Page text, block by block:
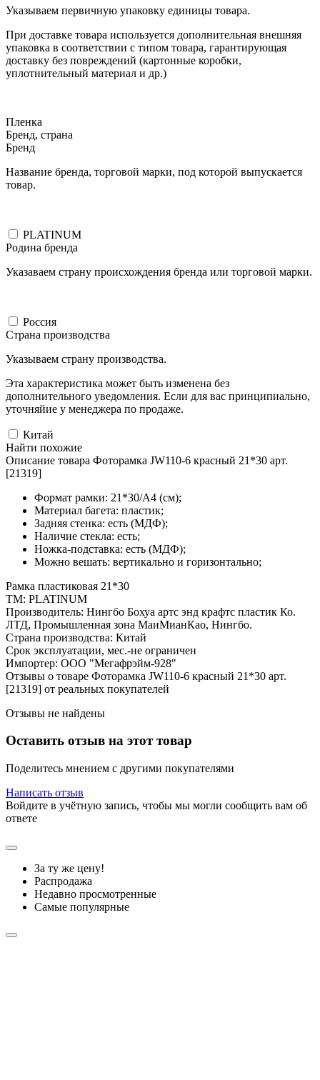
Указываем первичную упаковку единицы товара.
При доставке товара используется дополнительная внешняя
упаковка в соответствии с типом товара, гарантирующая
доставку без повреждений (картонные коробки,
уплотнительный материал и др.)
Пленка
Бренд, страна
Бренд
Название бренда, торговой марки, под которой выпускается
товар.
PLATINUM
Родина бренда
Указаваем страну происхождения бренда или торговой марки.
Россия
Страна производства
Указываем страну производства.
Эта характеристика может быть изменена без
дополнительного уведомления. Если для вас принципиально,
уточняйие у менеджера по продаже.
Китай
Найти похожие
Описание товара Фоторамка JW110-6 красный 21*30 арт.
[21319]
Формат рамки: 21*30/А4 (см);
Материал багета: пластик;
Задняя стенка: есть (МДФ);
Наличие стекла: есть;
Ножка-подставка: есть (МДФ);
Можно вешать: вертикально и горизонтально;
Рамка пластиковая 21*30
ТМ: PLATINUM
Производитель: Нингбо Бохуа артс энд крафтс пластик Ко.
ЛТД, Промышленная зона МаиМианКао, Нингбо.
Страна производства: Китай
Срок эксплуатации, мес.-не ограничен
Импортер: ООО "Мегафрэйм-928"
Отзывы о товаре Фоторамка JW110-6 красный 21*30 арт.
[21319] от реальных покупателей
Отзывы не найдены
Оставить отзыв на этот товар
Поделитесь мнением с другими покупателями
Написать отзыв
Войдите в учётную запись, чтобы мы могли сообщить вам об
ответе
За ту же цену!
Распродажа
Недавно просмотренные
Самые популярные